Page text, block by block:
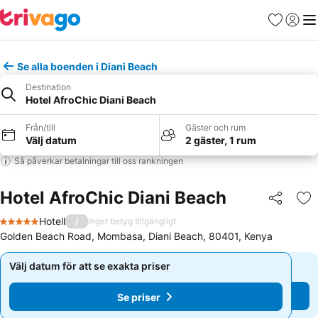
Favoriter
Logga
Se alla boenden i Diani Beach
Destination
Hotel AfroChic Diani Beach
Från/till
Välj datum
Gäster och rum
2 gäster, 1 rum
Så påverkar betalningar till oss rankningen
Hotel AfroChic Diani Beach Dela
5 Stjärnor
Hotell / Inget betyg tillgängligt
Golden Beach Road, Mombasa, Diani Beach, 80401, Kenya
Välj datum för att se exakta priser
Se priser
Välj datum för att se exakta priser
Se priser